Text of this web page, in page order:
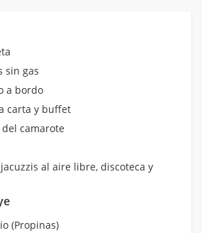
sin gas
a bordo
carta y buffet
camarote
al aire libre, discoteca y
(Propinas)